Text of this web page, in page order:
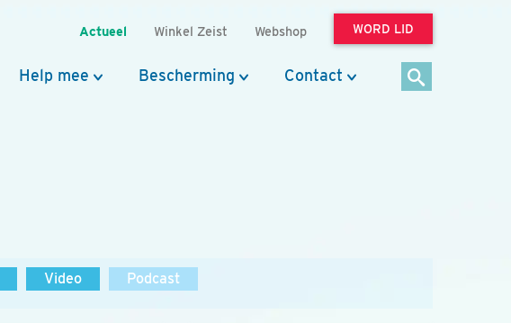
Actueel Winkel Zeist Webshop WORD LID
Help mee Bescherming Contact
Video Podcast